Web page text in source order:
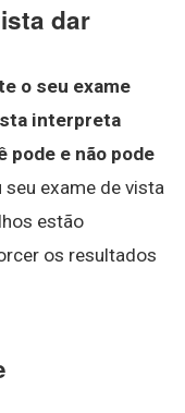
dar
o seu exame
interpreta
pode e não pode
seu exame de vista
estão
os resultados